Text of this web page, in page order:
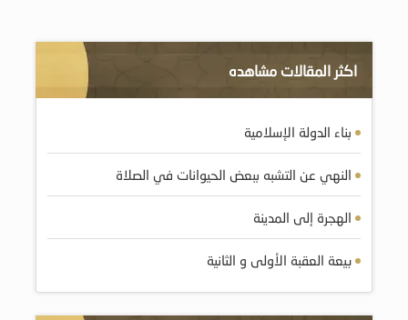
اكثر المقالات مشاهده
بناء الدولة الإسلامية
النهي عن التشبه ببعض الحيوانات في الصلاة
الهجرة إلى المدينة
بيعة العقبة الأولى و الثانية